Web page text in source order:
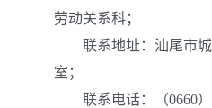
劳动关系科；
联系地址：汕尾市城
室；
联系电话：（0660）